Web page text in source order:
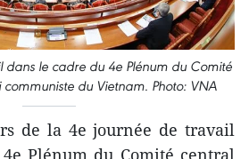
dans le cadre du 4e Plénum du Comité
du Vietnam. Photo: VNA
de la 4e journée de travail